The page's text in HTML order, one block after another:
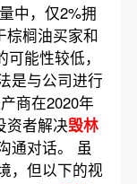
中，仅2%拥
棕榈油买家和
可能性较低，
是与公司进行
商在2020年
资者解决毁林
通对话。 虽
，但以下的视